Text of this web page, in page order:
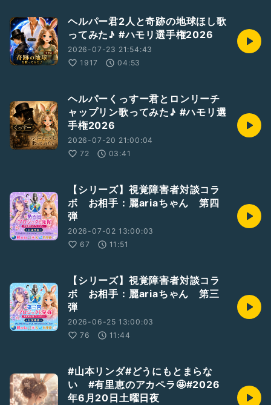
ヘルパー君2人と奇跡の地球ほし歌
ってみた♪ #ハモリ選手権2026
2026-07-23 21:54:43
1917
04:53
ヘルパーくっすー君とロンリーチ
ャップリン歌ってみた♪ #ハモリ選
手権2026
2026-07-20 21:00:04
72
03:41
【シリーズ】視覚障害者対談コラ
ボ お相手：麗ariaちゃん 第四
弾
2026-07-02 13:00:03
67
11:51
【シリーズ】視覚障害者対談コラ
ボ お相手：麗ariaちゃん 第三
弾
2026-06-25 13:00:03
76
11:44
#山本リンダ#どうにもとまらな
い #有里恵のアカペラ🤩#2026
年6月20日土曜日夜